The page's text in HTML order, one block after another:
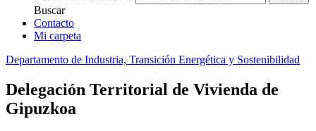
Buscar
Contacto
Mi carpeta
Departamento de Industria, Transición Energética y Sostenibilidad
Delegación Territorial de Vivienda de
Gipuzkoa